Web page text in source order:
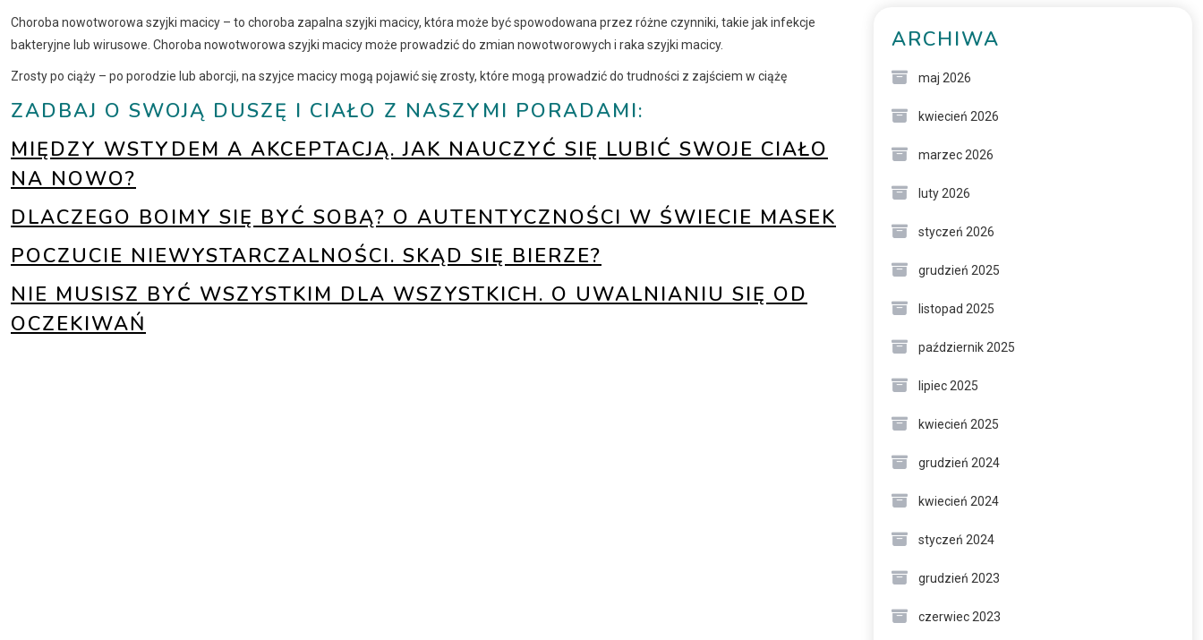
Choroba nowotworowa szyjki macicy – to choroba zapalna szyjki macicy, która może być spowodowana przez różne czynniki, takie jak infekcje
bakteryjne lub wirusowe. Choroba nowotworowa szyjki macicy może prowadzić do zmian nowotworowych i raka szyjki macicy.
Zrosty po ciąży – po porodzie lub aborcji, na szyjce macicy mogą pojawić się zrosty, które mogą prowadzić do trudności z zajściem w ciążę
ZADBAJ O SWOJĄ DUSZĘ I CIAŁO Z NASZYMI PORADAMI:
MIĘDZY WSTYDEM A AKCEPTACJĄ. JAK NAUCZYĆ SIĘ LUBIĆ SWOJE CIAŁO
NA NOWO?
DLACZEGO BOIMY SIĘ BYĆ SOBĄ? O AUTENTYCZNOŚCI W ŚWIECIE MASEK
POCZUCIE NIEWYSTARCZALNOŚCI. SKĄD SIĘ BIERZE?
NIE MUSISZ BYĆ WSZYSTKIM DLA WSZYSTKICH. O UWALNIANIU SIĘ OD
OCZEKIWAŃ
ARCHIWA
maj 2026
kwiecień 2026
marzec 2026
luty 2026
styczeń 2026
grudzień 2025
listopad 2025
październik 2025
lipiec 2025
kwiecień 2025
grudzień 2024
kwiecień 2024
styczeń 2024
grudzień 2023
czerwiec 2023